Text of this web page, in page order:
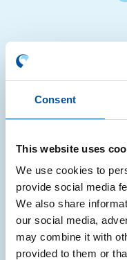
Consent
This website uses
We use cookies to
provide social media
We also share
our social media,
may combine it with
provided to them or
NOTIZIE
Etichettatura
Francia,
aggiornamenti
CONAI ha
agli obblighi di
Germania